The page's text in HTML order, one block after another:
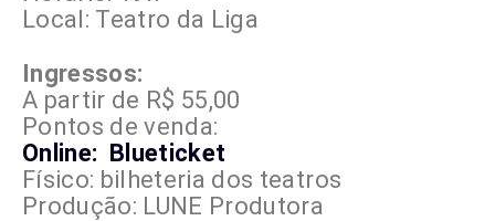
Local: Teatro da Liga
Ingressos:
A partir de R$ 55,00
Pontos de venda:
Online: Blueticket
Físico: bilheteria dos teatros
Produção: LUNE Produtora